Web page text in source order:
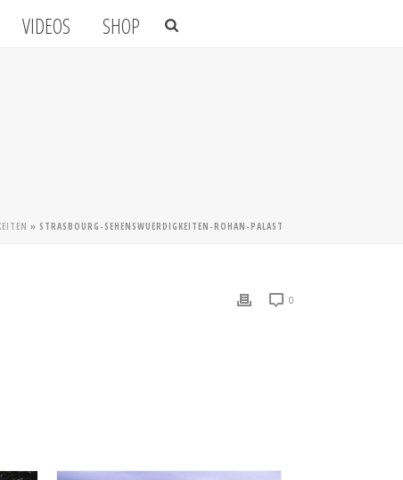
VIDEOS SHOP
» STRASBOURG-SEHENSWUERDIGKEITEN-ROHAN-PALAST
0